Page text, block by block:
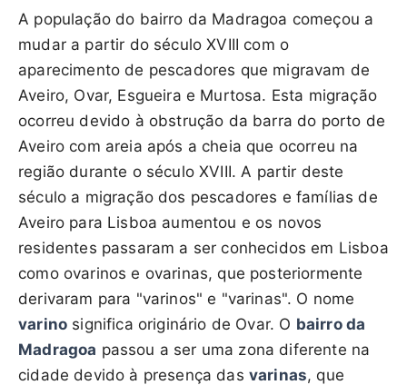
A população do bairro da Madragoa começou a
mudar a partir do século XVIII com o
aparecimento de pescadores que migravam de
Aveiro, Ovar, Esgueira e Murtosa. Esta migração
ocorreu devido à obstrução da barra do porto de
Aveiro com areia após a cheia que ocorreu na
região durante o século XVIII. A partir deste
século a migração dos pescadores e famílias de
Aveiro para Lisboa aumentou e os novos
residentes passaram a ser conhecidos em Lisboa
como ovarinos e ovarinas, que posteriormente
derivaram para "varinos" e "varinas". O nome
varino significa originário de Ovar. O bairro da
Madragoa passou a ser uma zona diferente na
cidade devido à presença das varinas, que